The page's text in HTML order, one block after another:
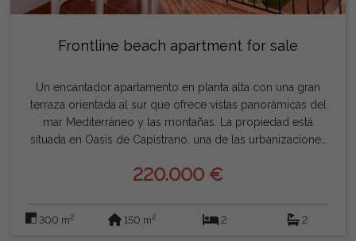
Frontline beach apartment for sale
Un encantador apartamento en planta alta con una gran
terraza orientada al sur que ofrece vistas panorámicas del
mar Mediterráneo y las montañas. La propiedad está
situada en Oasis de Capistrano, una de las urbanizaciones
jardines, grandes palmeras y hermosas piscinas. El
calefacción y puertas que dan a la terraza. El cuarto de
220.000 €
300 m2 150 m2 2 2